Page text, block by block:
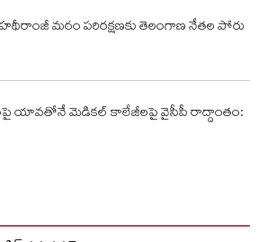
మఠం పరిరక్షణకు తెలంగాణ నేతల పోరు
యావతోనే మెడికల్ కాలేజీలపై వైసీపీ రాద్దాంతం: